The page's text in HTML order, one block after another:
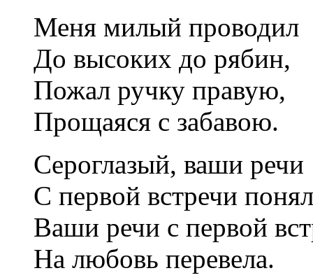
Меня милый проводил
До высоких до рябин,
Пожал ручку правую,
Прощаяся с забавою.
Сероглазый, ваши речи
С первой встречи
Ваши речи с первой
На любовь перевела.